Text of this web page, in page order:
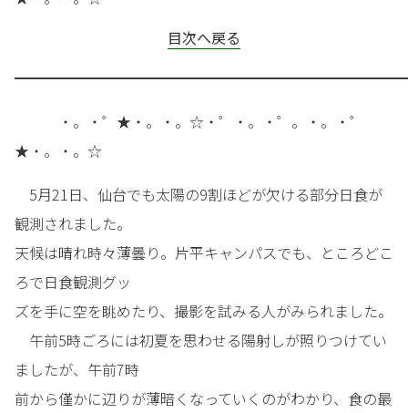
目次へ戻る
・。・゜★・。・。☆・゜・。・゜。・。・゜
★・。・。☆
5月21日、仙台でも太陽の9割ほどが欠ける部分日食が
観測されました。
天候は晴れ時々薄曇り。片平キャンパスでも、ところどこ
ろで日食観測グッ
ズを手に空を眺めたり、撮影を試みる人がみられました。
午前5時ごろには初夏を思わせる陽射しが照りつけてい
ましたが、午前7時
前から僅かに辺りが薄暗くなっていくのがわかり、食の最